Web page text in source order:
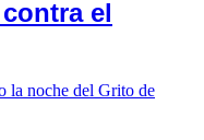
el